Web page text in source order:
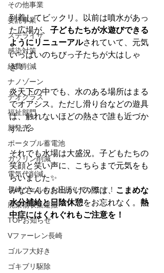
その他事業
委託事業
ステライザ
感染対策
経費削減
ナノゾーン
デオグラス
福祉部門
新発売
ポータブル蓄電池
ガソリン削減
電気代削減
長崎ヴェルカを応援しています！
廃棄物収集運搬
TOPお知らせ
Vファーレン長崎
ゴルフ大好き
ゴキブリ駆除
到着してビックリ。以前は噴水があっ
た広場が、 子どもたちが水遊びできる
ようにリニューアルされていて、元気
いっぱいのちびっ子たちが大はしゃ
ぎ！
炎天下の中でも、水のある場所はまる
でオアシス。ただし滑り台などの遊具
は、触れないほどの熱さで誰も近づか
ず…💦
それでも水場は大盛況。子どもたちの
笑顔と笑い声に、こちらまで元気をも
らいました✨
みなさんもお出かけの際は、 こまめな
水分補給と日陰休憩をお忘れなく。 熱
中症にはくれぐれもご注意を！